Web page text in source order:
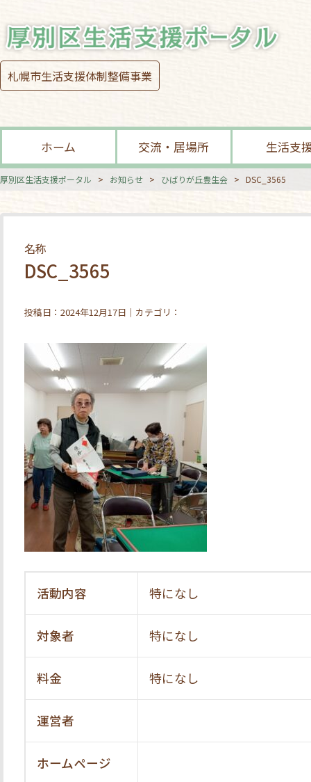
札幌市生活支援体制整備事業
ホーム 交流・居場所 生活支
厚別区生活支援ポータル > お知らせ > ひばりが丘豊生会 > DSC_3565
名称
DSC_3565
投稿日：2024年12月17日｜カテゴリ：
活動内容 特になし
対象者 特になし
料金 特になし
運営者
ホームページ